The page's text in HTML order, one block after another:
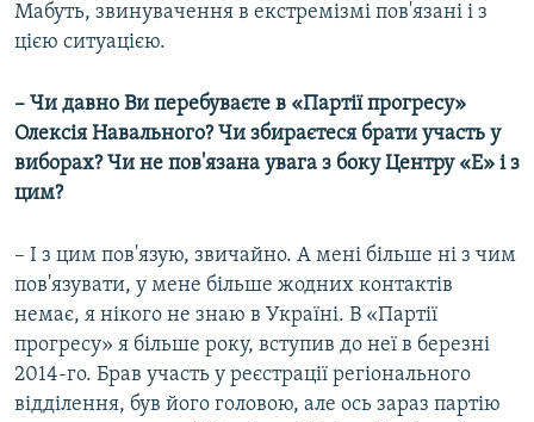
Мабуть, звинувачення в екстремізмі пов'язані і з
цією ситуацією.
– Чи давно Ви перебуваєте в «Партії прогресу»
Олексія Навального? Чи збираєтеся брати участь у
виборах? Чи не пов'язана увага з боку Центру «Е» і з
цим?
– І з цим пов'язую, звичайно. А мені більше ні з чим
пов'язувати, у мене більше жодних контактів
немає, я нікого не знаю в Україні. В «Партії
прогресу» я більше року, вступив до неї в березні
2014-го. Брав участь у реєстрації регіонального
відділення, був його головою, але ось зараз партію